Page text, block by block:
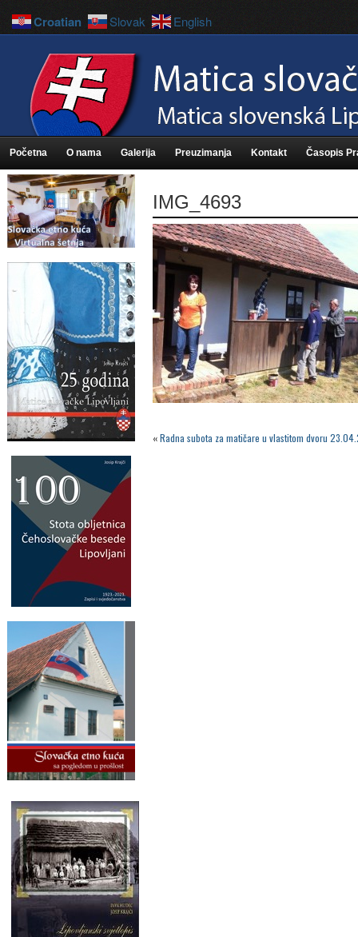
Početna O nama Galerija Preuzimanja Kontakt Časopis
IMG_4693
«Radna subota za matičare u vlastitom dvoru
Croatian Slovak English